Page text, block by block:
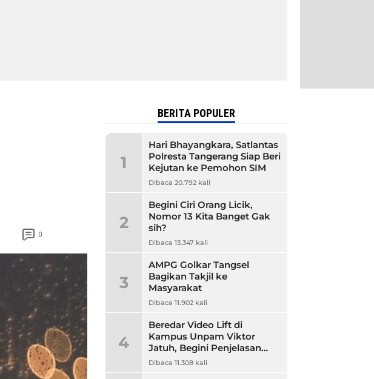
0
BERITA POPULER
1
Hari Bhayangkara, Satlantas
Polresta Tangerang Siap Beri
Kejutan ke Pemohon SIM
Dibaca 20.792 kali
2
Begini Ciri Orang Licik,
Nomor 13 Kita Banget Gak
sih?
Dibaca 13.347 kali
3
AMPG Golkar Tangsel
Bagikan Takjil ke
Masyarakat
Dibaca 11.902 kali
4
Beredar Video Lift di
Kampus Unpam Viktor
Jatuh, Begini Penjelasan
Rektor Unpam
Dibaca 11.308 kali